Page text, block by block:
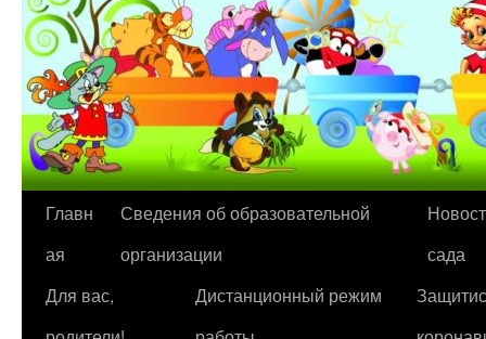
Перейти
содержимому
Главн
ая
Сведения об образовательной
организации
сада
Для вас,
Дистанционный режим